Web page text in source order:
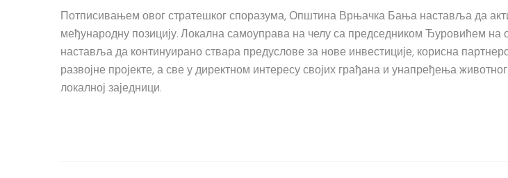
Потписивањем овог стратешког споразума, Општина Врњачка Бања наставља да
међународну позицију. Локална самоуправа на челу са председником Ђуровићем на
наставља да континуирано ствара предуслове за нове инвестиције, корисна
развојне пројекте, а све у директном интересу својих грађана и унапређења
локалној заједници.